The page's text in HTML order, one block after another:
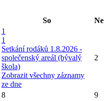
So Ne
1
1
Setkání rodáků 1.8.2026 -
společenský areál (bývalý
škola)
Zobrazit všechny záznamy
ze dne
2
8 9